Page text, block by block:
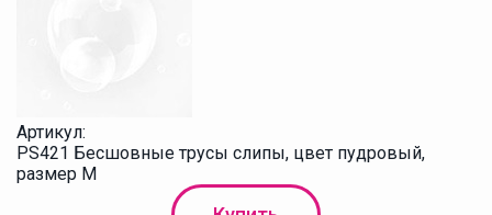
Артикул:
PS421 Бесшовные трусы слипы, цвет пудровый,
размер M